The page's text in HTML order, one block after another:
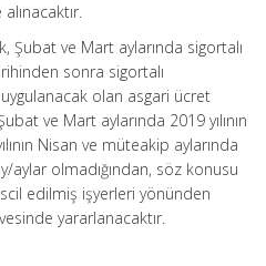
Şubat ve Mart aylarında sigortalı
sonra sigortalı
uygulanacak olan asgari ücret
ve Mart aylarında 2019 yılının
Nisan ve müteakip aylarında
aylar olmadığından, söz konusu
edilmiş işyerleri yönünden
yararlanacaktır.